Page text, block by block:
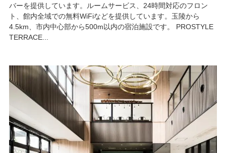
バーを提供しています。ルームサービス、24時間対応のフロン
ト、館内全域での無料WiFiなどを提供しています。玉陵から
4.5km、市内中心部から500m以内の宿泊施設です。 PROSTYLE
TERRACE...